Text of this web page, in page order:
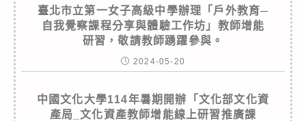
臺北市立第一女子高級中學辦理「戶外教育─
自我覺察課程分享與體驗工作坊」教師增能
研習，敬請教師踴躍參與。
2024-05-20
中國文化大學114年暑期開辦「文化部文化資
產局_文化資產教師增能線上研習推廣課